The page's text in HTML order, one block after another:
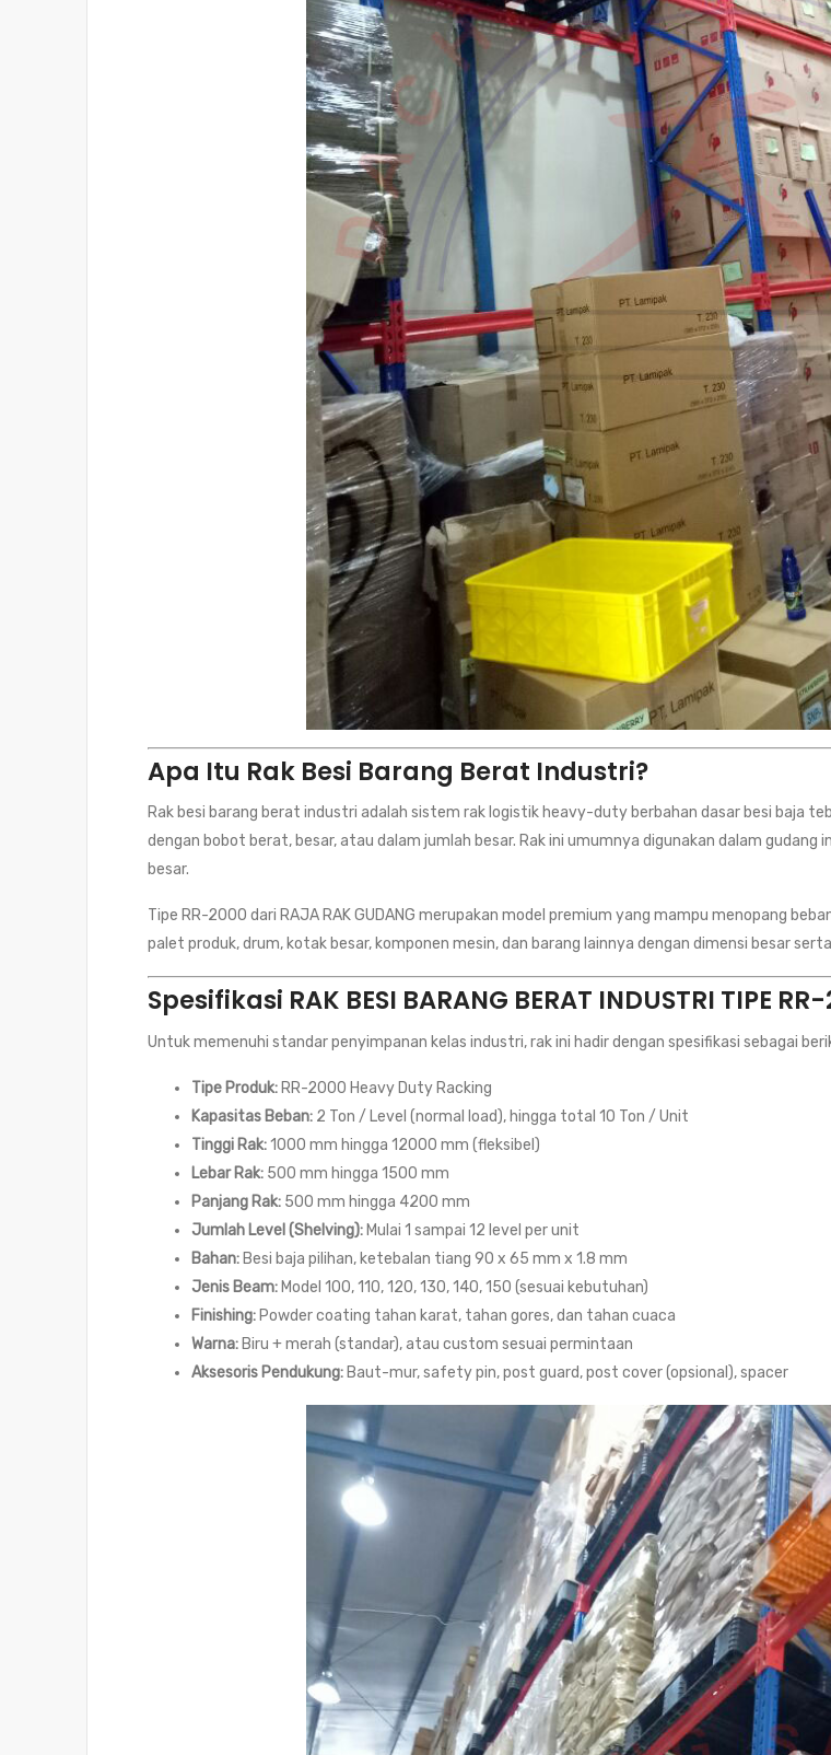
Apa Itu Rak Besi Barang Berat Industri?
Rak besi barang berat industri adalah sistem rak logistik heavy-duty berbahan dasar besi baja
dengan bobot berat, besar, atau dalam jumlah besar. Rak ini umumnya digunakan dalam
besar.
Tipe RR-2000 dari RAJA RAK GUDANG merupakan model premium yang mampu menopang
palet produk, drum, kotak besar, komponen mesin, dan barang lainnya dengan dimensi besar
Spesifikasi RAK BESI BARANG BERAT INDUSTRI TIPE
Untuk memenuhi standar penyimpanan kelas industri, rak ini hadir dengan spesifikasi sebagai
Tipe Produk: RR-2000 Heavy Duty Racking
Kapasitas Beban: 2 Ton / Level (normal load), hingga total 10 Ton / Unit
Tinggi Rak:1000 mm hingga 12000 mm (fleksibel)
Lebar Rak: 500 mm hingga 1500 mm
Panjang Rak: 500 mm hingga 4200 mm
Jumlah Level (Shelving): Mulai 1 sampai 12 level per unit
Bahan: Besi baja pilihan, ketebalan tiang 90 x 65 mm x 1.8 mm
Jenis Beam: Model 100, 110, 120, 130, 140, 150 (sesuai kebutuhan)
Finishing: Powder coating tahan karat, tahan gores, dan tahan cuaca
Warna: Biru + merah (standar), atau custom sesuai permintaan
Aksesoris Pendukung: Baut-mur, safety pin, post guard, post cover (opsional), spacer